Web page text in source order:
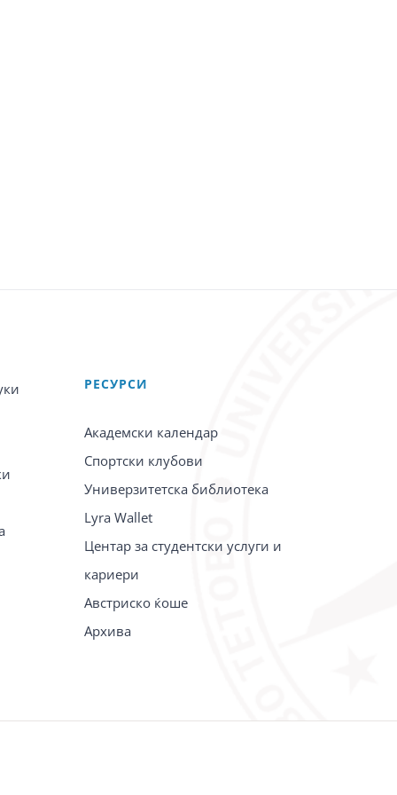
PЕСУРСИ
Академски календар
Спортски клубови
Универзитетска библиотека
Lyra Wallet
Центар за студентски услуги и
кариери
Австриско ќоше
Архива